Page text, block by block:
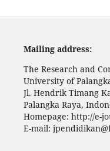
Mailing address:
The Research and
University of
Jl. Hendrik Timang
Palangka Raya,
Homepage: http://e-
E-mail: